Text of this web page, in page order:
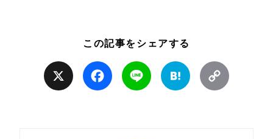
この記事をシェアする
Facebook Line Hatena